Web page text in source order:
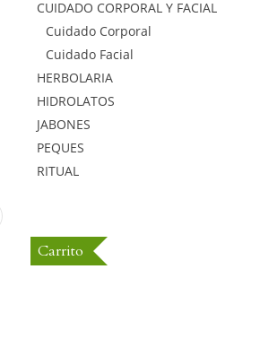
CUIDADO CORPORAL Y FACIAL
Cuidado Corporal
Cuidado Facial
HERBOLARIA
HIDROLATOS
JABONES
PEQUES
RITUAL
Carrito